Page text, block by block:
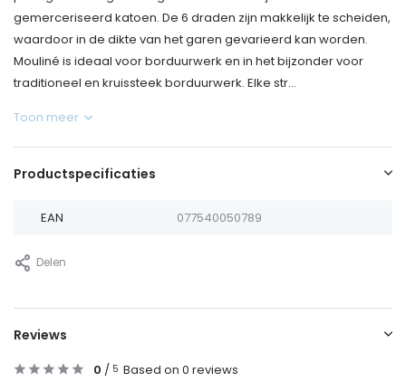
gemerceriseerd katoen. De 6 draden zijn makkelijk te scheiden,
waardoor in de dikte van het garen gevarieerd kan worden.
Mouliné is ideaal voor borduurwerk en in het bijzonder voor
traditioneel en kruissteek borduurwerk. Elke str...
Toon meer
Productspecificaties
EAN 077540050789
Delen
Reviews
0 / 5 Based on 0 reviews